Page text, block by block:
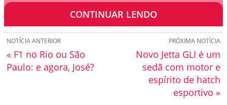
nevoeiro.
CONTINUAR LENDO
PRÓXIMA NOTÍCIA
Novo Jetta GLI é um
sedã com motor e
espírito de hatch
esportivo »
NOTÍCIA ANTERIOR
« F1 no Rio ou São
Paulo: e agora, José?